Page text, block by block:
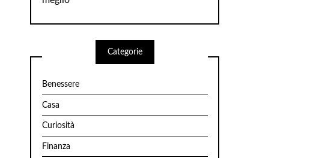
Categorie
Benessere
Casa
Curiosità
Finanza